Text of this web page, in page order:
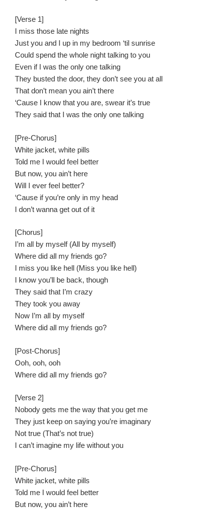
[Verse 1]
I miss those late nights
Just you and I up in my bedroom ‘til sunrise
Could spend the whole night talking to you
Even if I was the only one talking
They busted the door, they don’t see you at all
That don’t mean you ain’t there
‘Cause I know that you are, swear it’s true
They said that I was the only one talking
[Pre-Chorus]
White jacket, white pills
Told me I would feel better
But now, you ain’t here
Will I ever feel better?
‘Cause if you’re only in my head
I don’t wanna get out of it
[Chorus]
I’m all by myself (All by myself)
Where did all my friends go?
I miss you like hell (Miss you like hell)
I know you’ll be back, though
They said that I’m crazy
They took you away
Now I’m all by myself
Where did all my friends go?
[Post-Chorus]
Ooh, ooh, ooh
Where did all my friends go?
[Verse 2]
Nobody gets me the way that you get me
They just keep on saying you’re imaginary
Not true (That’s not true)
I can’t imagine my life without you
[Pre-Chorus]
White jacket, white pills
Told me I would feel better
But now, you ain’t here